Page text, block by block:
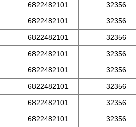
6822482101
32356
6822482101
32356
6822482101
32356
6822482101
32356
6822482101
32356
6822482101
32356
6822482101
32356
6822482101
32356